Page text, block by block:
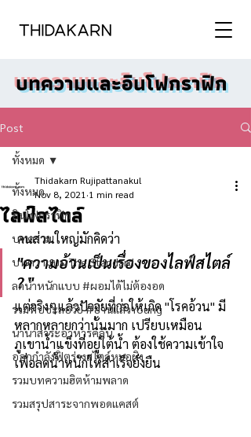
บทความและอินโฟกราฟิก
Post
ทั้งหมด
อินโฟกราฟิก
บทความ
บทความบน The Standard
ลดน้ำหนักแบบ #ผอมได้ไม่ต้องอด
รวมทิปชะลอวัย #อ่านแล้วYoung
นานาสาระอาหารคลีน
ออกกำลังฟิตร่างสไตล์หมอผิง
รวมบทความฮิตห้ามพลาด
รวมสรุปสาระจากพอดแคสต์
ทั้งหมด
ไลฟ์สไตล์
Thidakarn Rujipattanakul
Nov 8, 2021 1 min read
คนส่วนใหญ่มักคิดว่า
"ความอ้วนเป็นเรื่องของไลฟ์สไตล์
? "
แต่จริงๆแล้วปัจจัยที่ก่อให้เกิด "โรคอ้วน" มี
หลากหลายกว่านั้นมาก เปรียบเหมือน
ภูเขาน้ำแข็งที่อยู่ใต้น้ำ ต้องใช้ความเข้าใจ
เพื่อลดน้ำหนักให้สำเร็จยั่งยืน